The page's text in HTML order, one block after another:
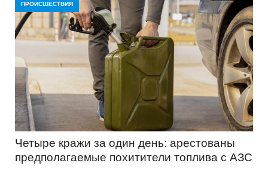
ПРОИСШЕСТВИЯ
Четыре кражи за один день: арестованы
предполагаемые похитители топлива с АЗС